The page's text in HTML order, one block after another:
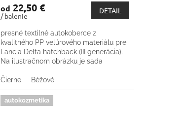
od 22,50 €
/ balenie
DETAIL
presné textilné autokoberce z
kvalitného PP velúrového materiálu pre
Lancia Delta hatchback (III generácia).
Na ilustračnom obrázku je sada
kvality produktu-...
Čierne Béžové
autokozmetika